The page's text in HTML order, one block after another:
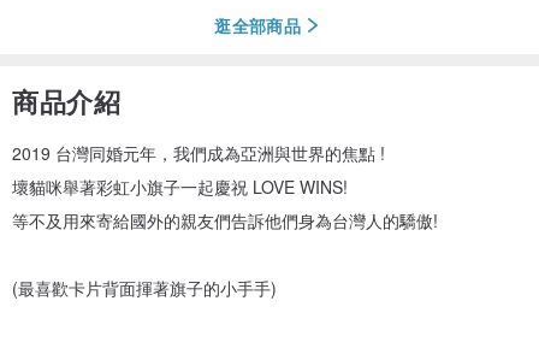
逛全部商品
商品介紹
2019 台灣同婚元年，我們成為亞洲與世界的焦點 !
壞貓咪舉著彩虹小旗子一起慶祝 LOVE WINS!
等不及用來寄給國外的親友們告訴他們身為台灣人的驕傲!
(最喜歡卡片背面揮著旗子的小手手)